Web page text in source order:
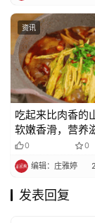
资讯
吃起来比肉香的
软嫩香滑，营养
小孩都爱吃~
0 0
编辑：庄雅婷
发表回复